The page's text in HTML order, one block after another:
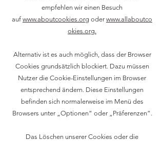
empfehlen wir einen Besuch
auf www.aboutcookies.org oder www.allaboutco
okies.org.
Alternativ ist es auch möglich, dass der Browser
Cookies grundsätzlich blockiert. Dazu müssen
Nutzer die Cookie-Einstellungen im Browser
entsprechend ändern. Diese Einstellungen
befinden sich normalerweise im Menü des
Browsers unter „Optionen“ oder „Präferenzen“.
Das Löschen unserer Cookies oder die